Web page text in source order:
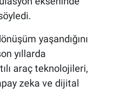
yaşandığını
yıllarda
araç teknolojileri,
zeka ve dijital